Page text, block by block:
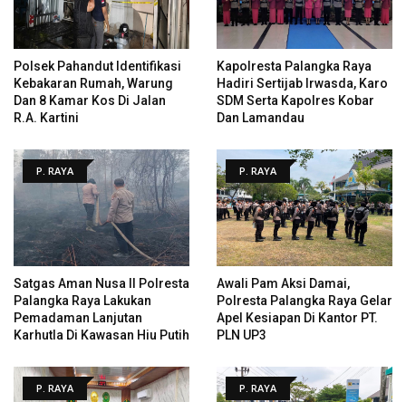
Polsek Pahandut Identifikasi
Kebakaran Rumah, Warung
Dan 8 Kamar Kos Di Jalan
R.A. Kartini
Kapolresta Palangka Raya
Hadiri Sertijab Irwasda, Karo
SDM Serta Kapolres Kobar
Dan Lamandau
P. RAYA
Satgas Aman Nusa II Polresta
Palangka Raya Lakukan
Pemadaman Lanjutan
Karhutla Di Kawasan Hiu Putih
P. RAYA
Awali Pam Aksi Damai,
Polresta Palangka Raya Gelar
Apel Kesiapan Di Kantor PT.
PLN UP3
P. RAYA P. RAYA